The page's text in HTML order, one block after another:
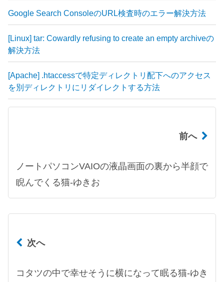
Google Search ConsoleのURL検査時のエラー解決方法
[Linux] tar: Cowardly refusing to create an empty archiveの
解決方法
[Apache] .htaccessで特定ディレクトリ配下へのアクセス
を別ディレクトリにリダイレクトする方法
前へ
ノートパソコンVAIOの液晶画面の裏から半顔で
睨んでくる猫-ゆきお
次へ
コタツの中で幸せそうに横になって眠る猫-ゆき